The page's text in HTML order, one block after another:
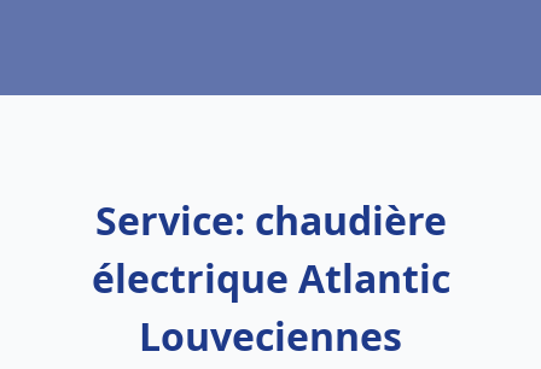
Service: chaudière
électrique Atlantic
Louveciennes